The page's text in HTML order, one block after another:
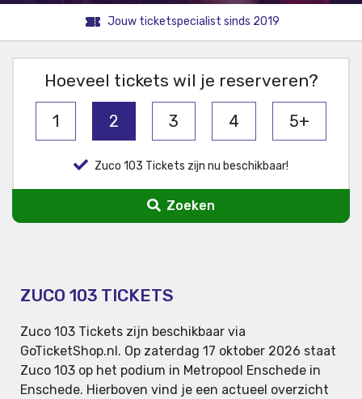
Jouw ticketspecialist sinds 2019
Hoeveel tickets wil je reserveren?
1 2 3 4 5+
Zuco 103 Tickets zijn nu beschikbaar!
Zoeken
ZUCO 103 TICKETS
Zuco 103 Tickets zijn beschikbaar via
GoTicketShop.nl. Op zaterdag 17 oktober 2026 staat
Zuco 103 op het podium in Metropool Enschede in
Enschede. Hierboven vind je een actueel overzicht